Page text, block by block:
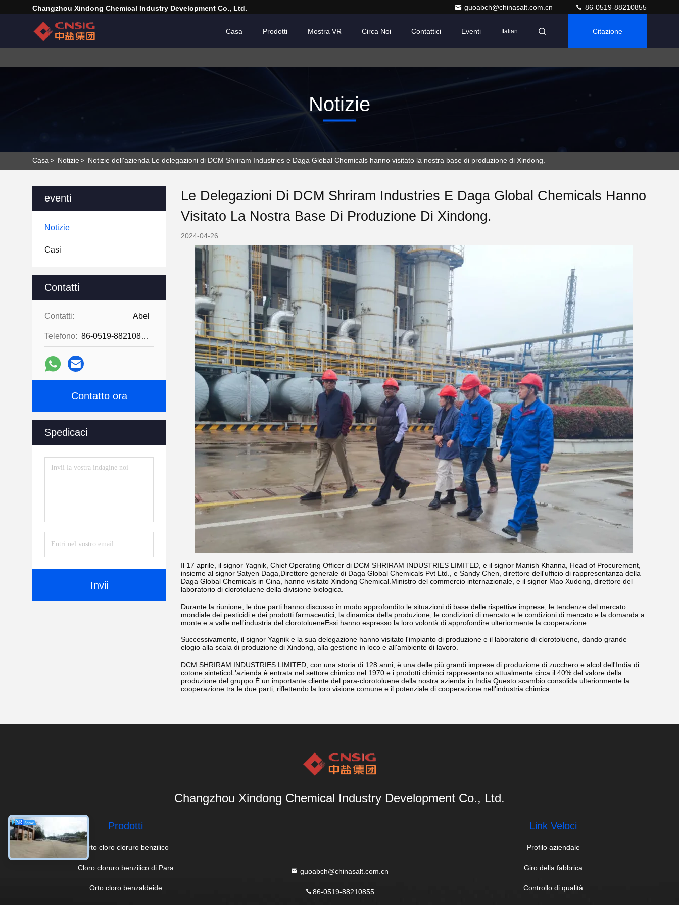
Changzhou Xindong Chemical Industry Development Co., Ltd. guoabch@chinasalt.com.cn 86-0519-88210855
Casa Prodotti Mostra VR Circa Noi Contattici Eventi Italian Citazione
Notizie
Casa> Notizie> Notizie dell'azienda Le delegazioni di DCM Shriram Industries e Daga Global Chemicals hanno visitato la nostra base di produzione di Xindong.
eventi
Notizie
Casi
Contatti
Contatti: Abel
Telefono: 86-0519-88210855
Contatto ora
Spedicaci
Invii
Le Delegazioni Di DCM Shriram Industries E Daga Global Chemicals Hanno
Visitato La Nostra Base Di Produzione Di Xindong.
2024-04-26
Il 17 aprile, il signor Yagnik, Chief Operating Officer di DCM SHRIRAM INDUSTRIES LIMITED, e il signor Manish Khanna, Head of Procurement,
insieme al signor Satyen Daga,Direttore generale di Daga Global Chemicals Pvt Ltd., e Sandy Chen, direttore dell'ufficio di rappresentanza della
Daga Global Chemicals in Cina, hanno visitato Xindong Chemical.Ministro del commercio internazionale, e il signor Mao Xudong, direttore del
laboratorio di clorotoluene della divisione biologica.
Durante la riunione, le due parti hanno discusso in modo approfondito le situazioni di base delle rispettive imprese, le tendenze del mercato
mondiale dei pesticidi e dei prodotti farmaceutici, la dinamica della produzione, le condizioni di mercato e le condizioni di mercato.e la domanda a
monte e a valle nell'industria del clorotolueneEssi hanno espresso la loro volontà di approfondire ulteriormente la cooperazione.
Successivamente, il signor Yagnik e la sua delegazione hanno visitato l'impianto di produzione e il laboratorio di clorotoluene, dando grande
elogio alla scala di produzione di Xindong, alla gestione in loco e all'ambiente di lavoro.
DCM SHRIRAM INDUSTRIES LIMITED, con una storia di 128 anni, è una delle più grandi imprese di produzione di zucchero e alcol dell'India.di
cotone sinteticoL'azienda è entrata nel settore chimico nel 1970 e i prodotti chimici rappresentano attualmente circa il 40% del valore della
produzione del gruppo.È un importante cliente del para-clorotoluene della nostra azienda in India.Questo scambio consolida ulteriormente la
cooperazione tra le due parti, riflettendo la loro visione comune e il potenziale di cooperazione nell'industria chimica.
Changzhou Xindong Chemical Industry Development Co., Ltd.
Prodotti
Orto cloro cloruro benzilico
Cloro cloruro benzilico di Para
Orto cloro benzaldeide
guoabch@chinasalt.com.cn
86-0519-88210855
Link Veloci
Profilo aziendale
Giro della fabbrica
Controllo di qualità